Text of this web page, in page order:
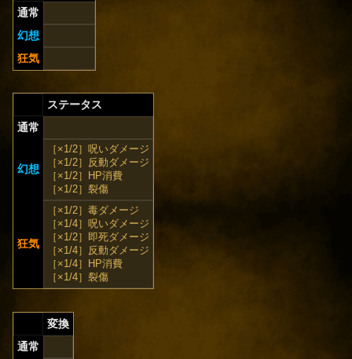
通常
幻想
狂気
ステータス
通常
幻想
［×1/2］呪いダメージ
［×1/2］反動ダメージ
［×1/2］HP消費
［×1/2］裂傷
狂気
［×1/2］毒ダメージ
［×1/4］呪いダメージ
［×1/2］即死ダメージ
［×1/4］反動ダメージ
［×1/4］HP消費
［×1/4］裂傷
変換
通常